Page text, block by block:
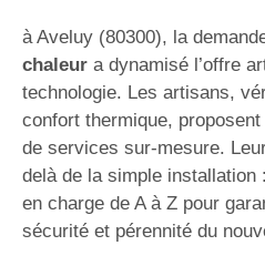
à Aveluy (80300), la
chaleur a dynamisé l’offre
technologie. Les artisans,
confort thermique, proposent
de services sur-mesure.
delà de la simple installation
en charge de A à Z pour
sécurité et pérennité du